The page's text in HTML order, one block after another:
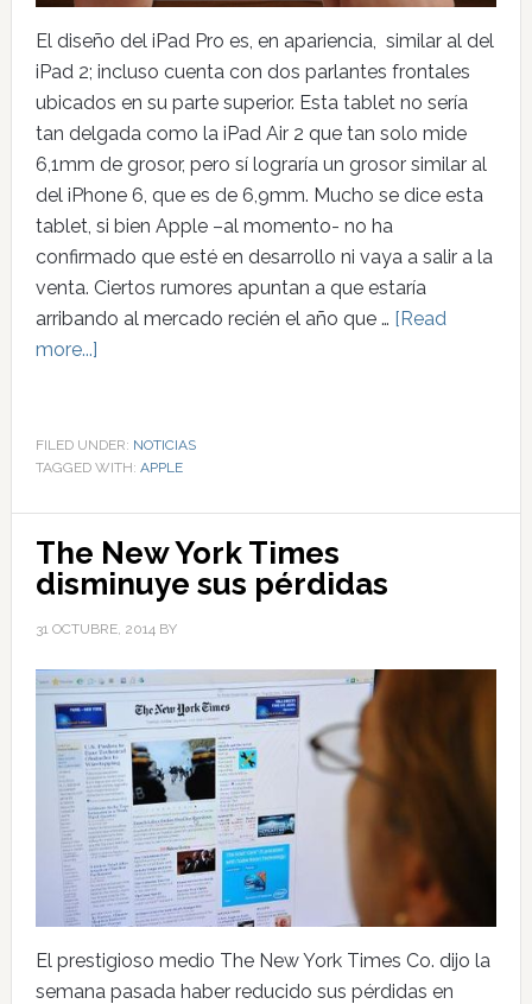
El diseño del iPad Pro es, en apariencia, similar al del
iPad 2; incluso cuenta con dos parlantes frontales
ubicados en su parte superior. Esta tablet no sería
tan delgada como la iPad Air 2 que tan solo mide
6,1mm de grosor, pero sí lograría un grosor similar al
del iPhone 6, que es de 6,9mm. Mucho se dice esta
tablet, si bien Apple –al momento- no ha
confirmado que esté en desarrollo ni vaya a salir a la
venta. Ciertos rumores apuntan a que estaría
arribando al mercado recién el año que … [Read
more...]
FILED UNDER: NOTICIAS
TAGGED WITH: APPLE
The New York Times
disminuye sus pérdidas
31 OCTUBRE, 2014BY
El prestigioso medio The New York Times Co. dijo la
semana pasada haber reducido sus pérdidas en